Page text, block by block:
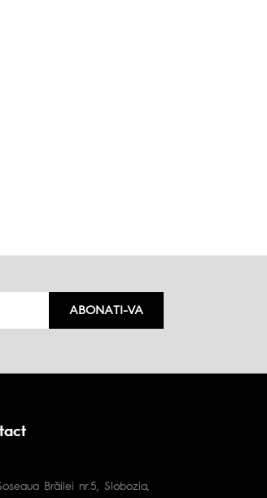
ABONATI-VA
Brăilei nr.5, Slobozia,